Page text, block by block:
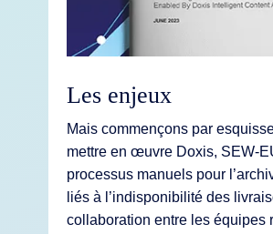
Les enjeux
Mais commençons par
mettre en œuvre Doxis, SEW-
processus manuels pour
liés à l’indisponibilité des
collaboration entre les équipes